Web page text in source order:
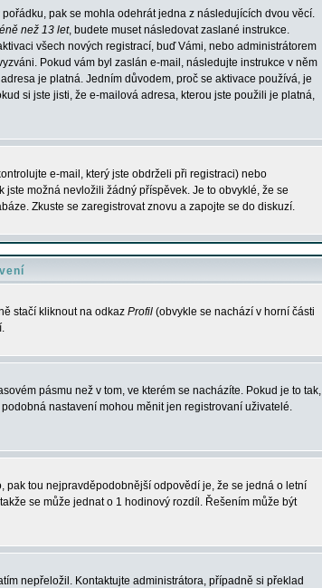
pak se mohla odehrát jedna z následujících dvou věcí.
než 13 let, budete muset následovat zaslané instrukce.
všech nových registrací, buď Vámi, nebo administrátorem
Pokud vám byl zaslán e-mail, následujte instrukce v něm
je platná. Jedním důvodem, proč se aktivace používá, je
si jste jisti, že e-mailová adresa, kterou jste použili je platná,
e-mail, který jste obdrželi při registraci) nebo
možná nevložili žádný příspěvek. Je to obvyklé, že se
Zkuste se zaregistrovat znovu a zapojte se do diskuzí.
stačí kliknout na odkaz Profil (obvykle se nachází v horní části
pásmu než v tom, ve kterém se nacházíte. Pokud je to tak,
nastavení mohou měnit jen registrovaní uživatelé.
pak tou nejpravděpodobnější odpovědí je, že se jedná o letní
se může jednat o 1 hodinový rozdíl. Řešením může být
nepřeložil. Kontaktujte administrátora, případně si překlad